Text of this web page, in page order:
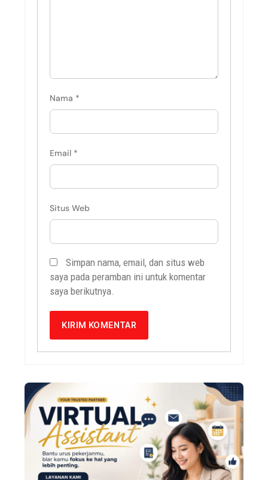
Nama *
Email *
Situs Web
Simpan nama, email, dan situs web
saya pada peramban ini untuk komentar
saya berikutnya.